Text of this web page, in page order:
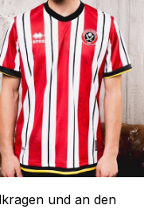
und an den